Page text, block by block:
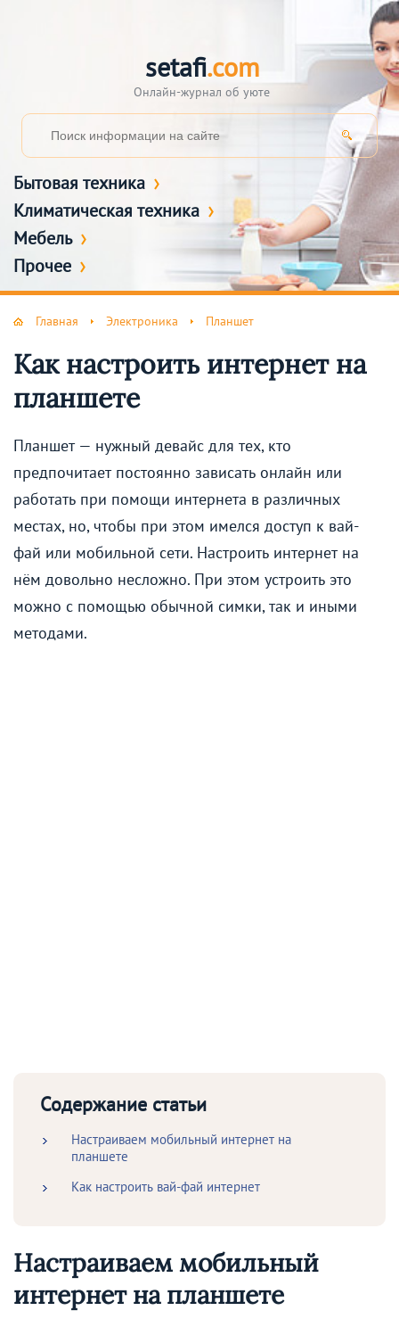
setafi.com
Онлайн-журнал об уюте
Бытовая техника
Климатическая техника
Мебель
Прочее
Главная Электроника Планшет
Как настроить интернет на
планшете
Планшет — нужный девайс для тех, кто
предпочитает постоянно зависать онлайн или
работать при помощи интернета в различных
местах, но, чтобы при этом имелся доступ к вай-
фай или мобильной сети. Настроить интернет на
нём довольно несложно. При этом устроить это
можно с помощью обычной симки, так и иными
методами.
Содержание статьи
Настраиваем мобильный интернет на
планшете
Как настроить вай-фай интернет
Настраиваем мобильный
интернет на планшете